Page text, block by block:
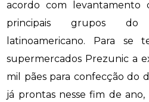
acordo com levantamento
principais grupos do
latinoamericano. Para se
supermercados Prezunic a
mil pães para confecção do
já prontas nesse fim de ano,